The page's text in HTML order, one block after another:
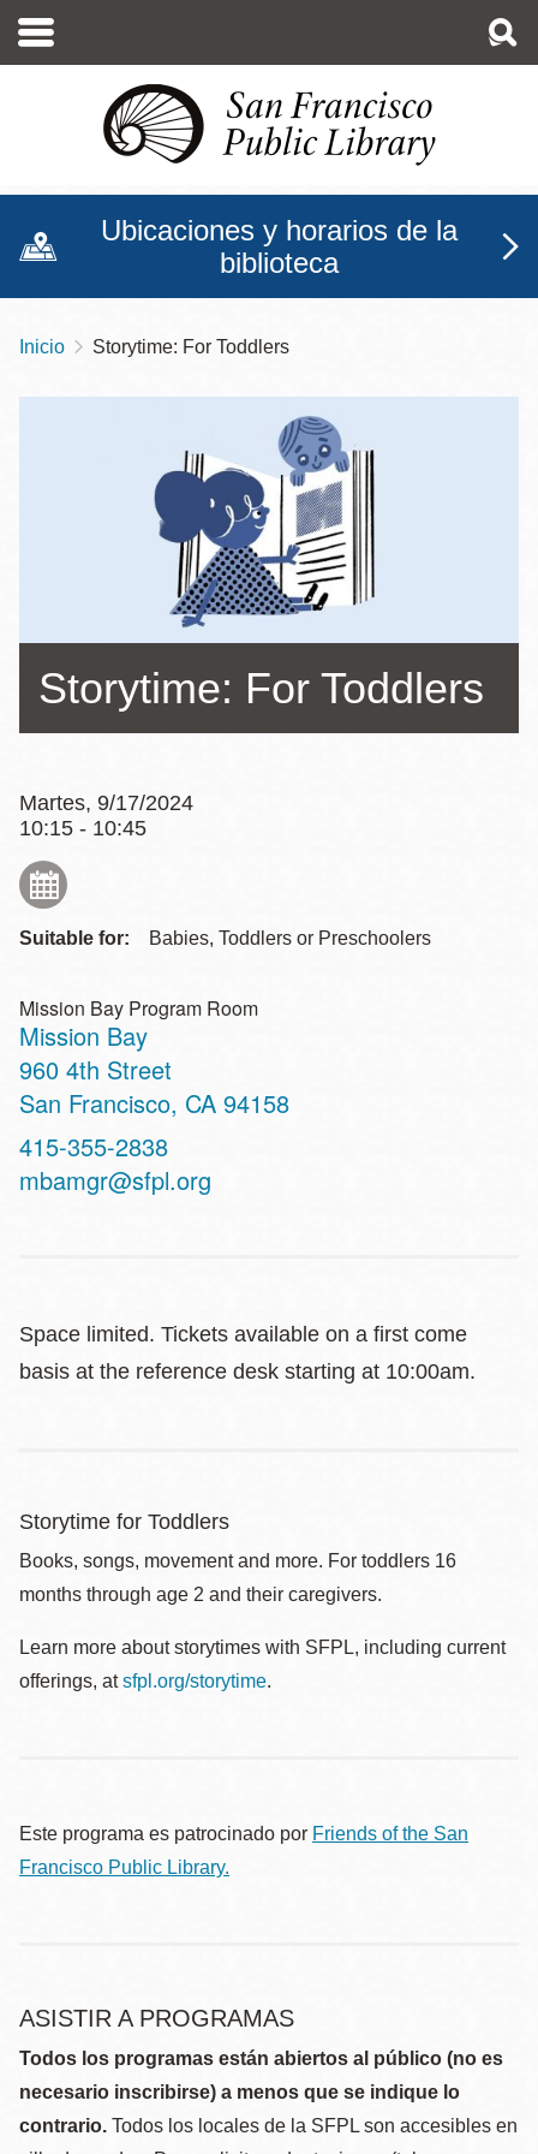
contenido
Ubicaciones y horarios de la
biblioteca
Sobrescribir
enlaces
navegación
Inicio Storytime: For Toddlers
Storytime: For Toddlers
Martes, 9/17/2024
10:15 - 10:45
Suitable for: Babies, Toddlers or Preschoolers
Mission Bay Program Room
Mission Bay
Address
960 4th Street
San Francisco, CA 94158
Contact
Telephone
415-355-2838
mbamgr@sfpl.org
Space limited. Tickets available on a first come
basis at the reference desk starting at 10:00am.
Storytime for Toddlers
Books, songs, movement and more. For toddlers 16
months through age 2 and their caregivers.
Learn more about storytimes with SFPL, including current
offerings, atsfpl.org/storytime.
Este programa es patrocinado por Friends of the San
Francisco Public Library.
ASISTIR A PROGRAMAS
Todos los programas están abiertos al público (no es
necesario inscribirse) a menos que se indique lo
contrario. Todos los locales de la SFPL son accesibles en